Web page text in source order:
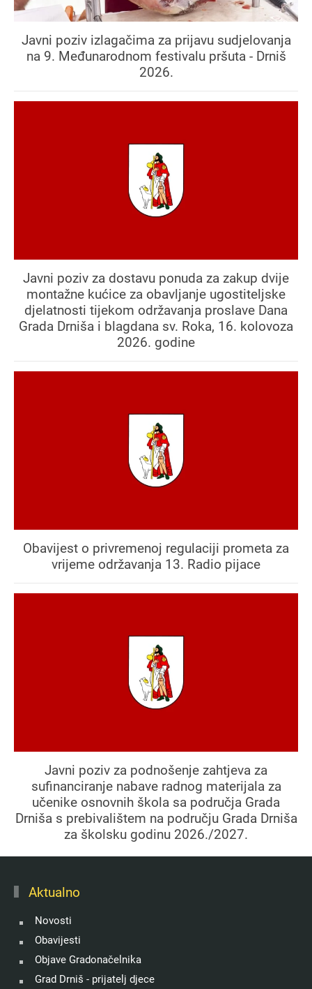
Javni poziv izlagačima za prijavu sudjelovanja
na 9. Međunarodnom festivalu pršuta - Drniš
2026.
Javni poziv za dostavu ponuda za zakup dvije
montažne kućice za obavljanje ugostiteljske
djelatnosti tijekom održavanja proslave Dana
Grada Drniša i blagdana sv. Roka, 16. kolovoza
2026. godine
Obavijest o privremenoj regulaciji prometa za
vrijeme održavanja 13. Radio pijace
Javni poziv za podnošenje zahtjeva za
sufinanciranje nabave radnog materijala za
učenike osnovnih škola sa područja Grada
Drniša s prebivalištem na području Grada Drniša
za školsku godinu 2026./2027.
Aktualno
Novosti
Obavijesti
Objave Gradonačelnika
Grad Drniš - prijatelj djece